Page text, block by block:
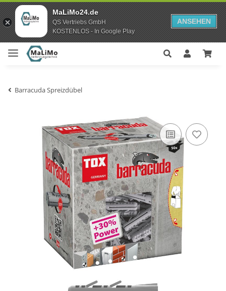
MaLiMo24.de
QS Vertriebs GmbH
KOSTENLOS - In Google Play
ANSEHEN
Barracuda Spreizdübel